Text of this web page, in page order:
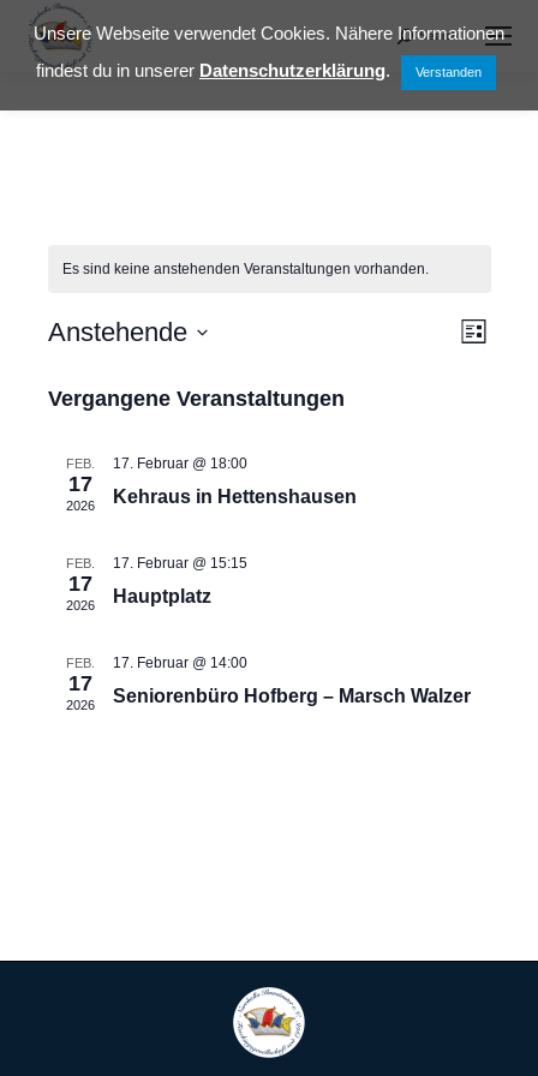
Search:
Search
Es sind keine anstehenden Veranstaltungen vorhanden.
Liste
Anstehende
wählen.
Vergangene Veranstaltungen
FEB.
17
2026
17. Februar @ 18:00
Kehraus in Hettenshausen
FEB.
17
2026
17. Februar @ 15:15
Hauptplatz
FEB.
17
2026
17. Februar @ 14:00
Seniorenbüro Hofberg – Marsch Walzer
Unsere Webseite verwendet Cookies. Nähere Informationen
findest du in unserer Datenschutzerklärung. Verstanden